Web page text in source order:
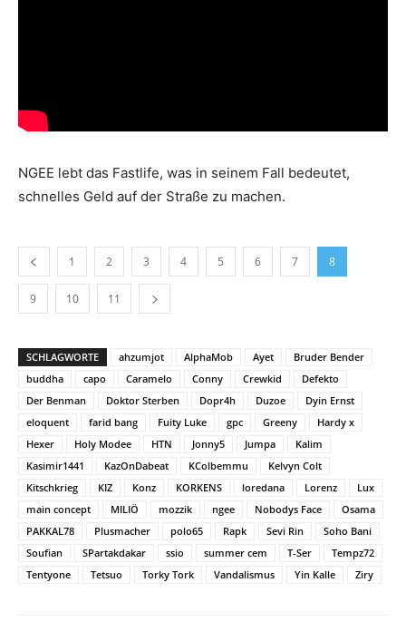
NGEE lebt das Fastlife, was in seinem Fall bedeutet,
schnelles Geld auf der Straße zu machen.
1 2 3 4 5 6 7 8
9 10 11
SCHLAGWORTE ahzumjot AlphaMob Ayet
Bruder Bender
buddha
capo Caramelo Conny Crewkid
Defekto
Der Benman
Doktor Sterben Dopr4h Duzoe
Dyin Ernst
eloquent
farid bang Fuity Luke gpc Greeny
Hardy x
Hexer
Holy Modee HTN Jonny5 Jumpa
Kalim
Kasimir1441
KazOnDabeat KColbemmu
Kelvyn Colt
Kitschkrieg
KIZ Konz KORKENS loredana Lorenz
Lux
main concept
MILIÖ mozzik ngee Nobodys Face
Osama
PAKKAL78
Plusmacher polo65 Rapk Sevi Rin
Soho Bani
Soufian
SPartakdakar ssio summer cem T-Ser
Tempz72
Tentyone
Tetsuo Torky Tork Vandalismus Yin Kalle Ziry